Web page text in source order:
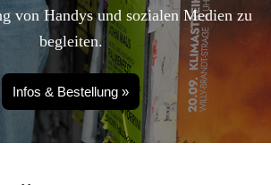
von Handys und sozialen Medien zu
begleiten.
Infos & Bestellung »